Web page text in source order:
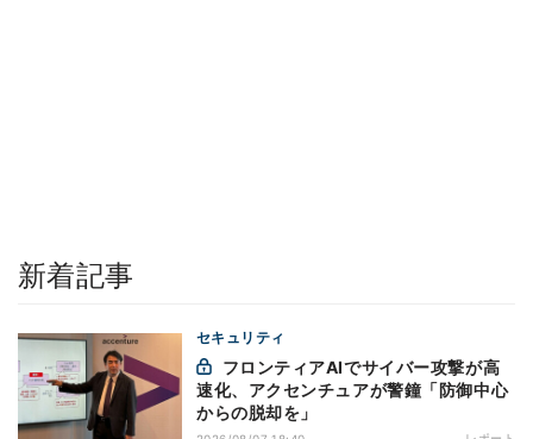
新着記事
セキュリティ
速化、アクセンチュアが警鐘「防御中心
からの脱却を」